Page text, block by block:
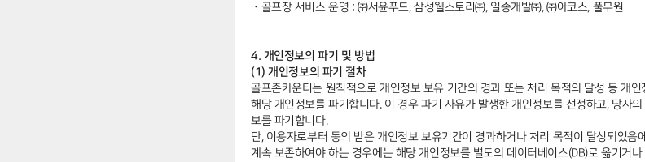
ㆍ 골프장 서비스 운영 : ㈜서윤푸드, 삼성웰스토리㈜, 일송개발㈜, ㈜아코스, 풀무원
4. 개인정보의 파기 및 방법
(1) 개인정보의 파기 절차
골프존카운티는 원칙적으로 개인정보 보유 기간의 경과 또는 처리 목적의 달성 등 개
해당 개인정보를 파기합니다. 이 경우 파기 사유가 발생한 개인정보를 선정하고, 당사
보를 파기합니다.
단, 이용자로부터 동의 받은 개인정보 보유기간이 경과하거나 처리 목적이 달성되었음
계속 보존하여야 하는 경우에는 해당 개인정보를 별도의 데이터베이스(DB)로 옮기거